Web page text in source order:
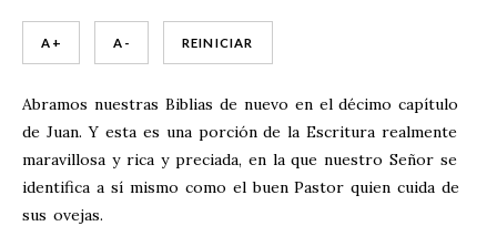
A + A - REINICIAR
Abramos nuestras Biblias de nuevo en el décimo capítulo
de Juan. Y esta es una porción de la Escritura realmente
maravillosa y rica y preciada, en la que nuestro Señor se
identifica a sí mismo como el buen Pastor quien cuida de
sus ovejas.